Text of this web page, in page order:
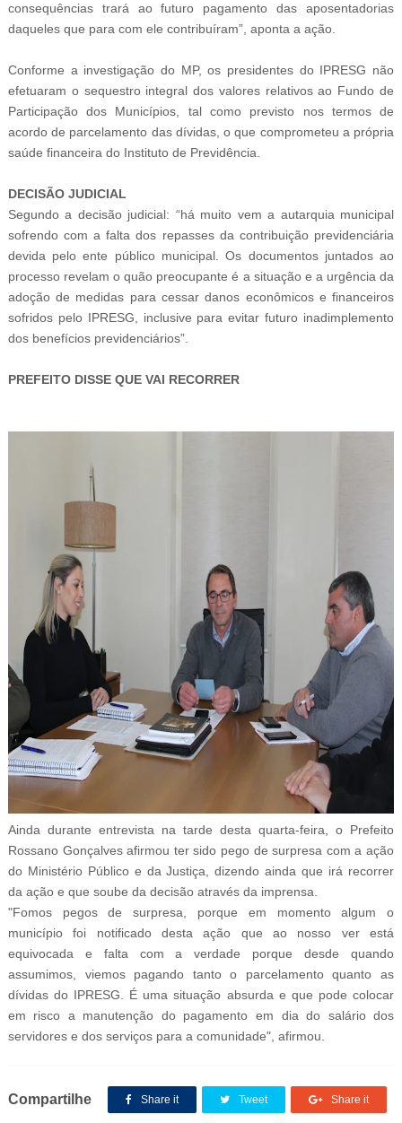
consequências trará ao futuro pagamento das aposentadorias
daqueles que para com ele contribuíram”, aponta a ação.
Conforme a investigação do MP, os presidentes do IPRESG não
efetuaram o sequestro integral dos valores relativos ao Fundo de
Participação dos Municípios, tal como previsto nos termos de
acordo de parcelamento das dívidas, o que comprometeu a própria
saúde financeira do Instituto de Previdência.
DECISÃO JUDICIAL
Segundo a decisão judicial: “há muito vem a autarquia municipal
sofrendo com a falta dos repasses da contribuição previdenciária
devida pelo ente público municipal. Os documentos juntados ao
processo revelam o quão preocupante é a situação e a urgência da
adoção de medidas para cessar danos econômicos e financeiros
sofridos pelo IPRESG, inclusive para evitar futuro inadimplemento
dos benefícios previdenciários”.
PREFEITO DISSE QUE VAI RECORRER
Ainda durante entrevista na tarde desta quarta-feira, o Prefeito
Rossano Gonçalves afirmou ter sido pego de surpresa com a ação
do Ministério Público e da Justiça, dizendo ainda que irá recorrer
da ação e que soube da decisão através da imprensa.
"Fomos pegos de surpresa, porque em momento algum o
município foi notificado desta ação que ao nosso ver está
equivocada e falta com a verdade porque desde quando
assumimos, viemos pagando tanto o parcelamento quanto as
dívidas do IPRESG. É uma situação absurda e que pode colocar
em risco a manutenção do pagamento em dia do salário dos
servidores e dos serviços para a comunidade", afirmou.
Compartilhe Share it Tweet Share it